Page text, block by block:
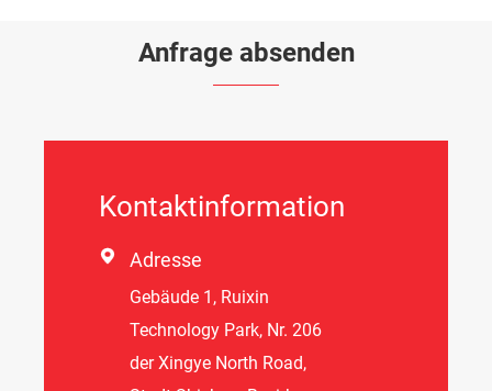
Anfrage absenden
Kontaktinformation
 Adresse
Gebäude 1, Ruixin
Technology Park, Nr. 206
der Xingye North Road,